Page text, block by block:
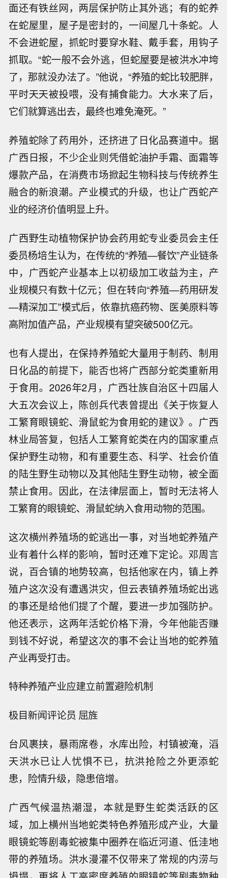
面还有铁丝网，两层保护防止其外逃；有的蛇养
在蛇屋里，屋子是密封的，一间屋几十条蛇。人
不会进蛇屋，抓蛇时要穿水鞋、戴手套，用钩子
抓取。“蛇一般不会外逃，但蛇屋要是被洪水冲垮
了，那就没办法了。”他说，“养殖的蛇比较肥胖，
平时天天被投喂，没有捕食能力。大水来了后，
它们就算逃出去，最终也难免淹死。”
养殖蛇除了药用外，还挤进了日化品赛道中。据
广西日报，不少企业则凭借蛇油护手霜、面霜等
爆款产品，在消费市场掀起生物科技与传统养生
融合的新浪潮。产业模式的升级，也让广西蛇产
业的经济价值明显上升。
广西野生动植物保护协会药用蛇专业委员会主任
委员杨培生认为，在传统的“养殖—餐饮”产业链条
中，广西蛇产业基本上以初级加工收益为主，产
业规模只有数十亿元；但在转向“养殖—药用研发
—精深加工”模式后，依靠抗癌药物、医美原料等
高附加值产品，产业规模有望突破500亿元。
也有人提出，在保持养殖蛇大量用于制药、制用
日化品的前提下，能否也将广西部分蛇类重新用
于食用。2026年2月，广西壮族自治区十四届人
大五次会议上，陈创兵代表曾提出《关于恢复人
工繁育眼镜蛇、滑鼠蛇为食用蛇的建议》。广西
林业局答复，包括人工繁育蛇类在内的国家重点
保护野生动物，和有重要生态、科学、社会价值
的陆生野生动物以及其他陆生野生动物，被全面
禁止食用。因此，在法律层面上，暂时无法将人
工繁育的眼镜蛇、滑鼠蛇纳入食用动物的范围。
这次横州养殖场的蛇逃出一事，对当地蛇养殖产
业有着什么样的影响，暂时还难下定论。邓周言
说，百合镇的地势较高，包括他家在内，镇上养
殖户这次没有遭遇洪灾，但云表镇养殖场蛇出逃
的事还是给他们提了个醒，要进一步加强防护。
他还表示，这两年活蛇价格下滑，今年他能否赚
到钱不好说，希望这次的事不会让当地的蛇养殖
产业再受打击。
特种养殖产业应建立前置避险机制
极目新闻评论员 屈旌
台风裹挟，暴雨席卷，水库出险，村镇被淹，滔
天洪水已让人忧惧不已，抗洪抢险之外更添蛇
患，险情升级，隐患倍增。
广西气候温热潮湿，本就是野生蛇类活跃的区
域，加上横州当地蛇类特色养殖形成产业，大量
眼镜蛇等剧毒蛇被集中圈养在临近河道、低洼地
带的养殖场。洪水漫灌不仅带来了常规的内涝与